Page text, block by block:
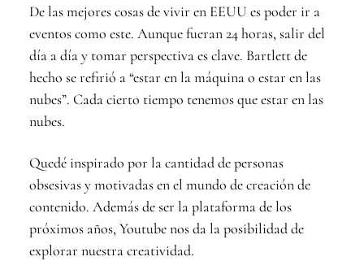
De las mejores cosas de vivir en EEUU es poder ir a
eventos como este. Aunque fueran 24 horas, salir del
día a día y tomar perspectiva es clave. Bartlett de
hecho se refirió a “estar en la máquina o estar en las
nubes”. Cada cierto tiempo tenemos que estar en las
nubes.
Quedé inspirado por la cantidad de personas
obsesivas y motivadas en el mundo de creación de
contenido. Además de ser la plataforma de los
próximos años, Youtube nos da la posibilidad de
explorar nuestra creatividad.